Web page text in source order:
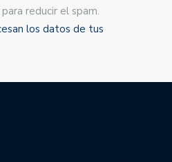
reducir el spam.
los datos de tus